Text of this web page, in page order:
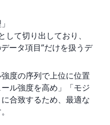
て切り出しており、
ータ項目”だけを扱うデ
度の序列で上位に位置
ル強度を高め」「モジ
合致するため、最適な